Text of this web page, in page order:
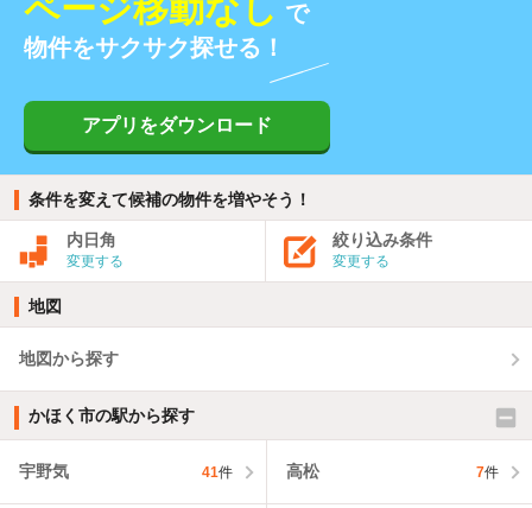
ページ移動なし で
物件をサクサク探せる！
アプリをダウンロード
条件を変えて候補の物件を増やそう！
内日角
変更する
絞り込み条件
変更する
地図
地図から探す
かほく市の駅から探す
宇野気 41件 高松 7件